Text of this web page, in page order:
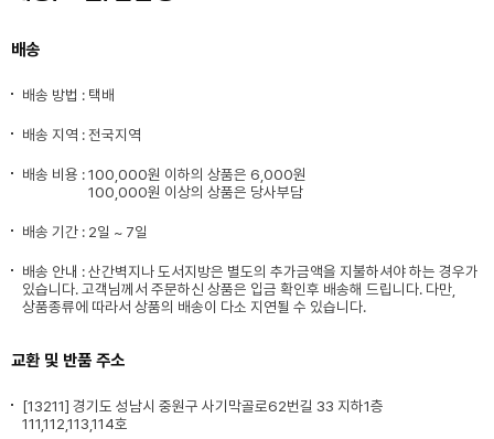
배송
배송 방법 : 택배
배송 지역 : 전국지역
배송 비용 :100,000원 이하의 상품은 6,000원
100,000원 이상의 상품은 당사부담
배송 기간 : 2일 ~ 7일
배송 안내 : 산간벽지나 도서지방은 별도의 추가금액을 지불하셔야 하는 경우가
있습니다. 고객님께서 주문하신 상품은 입금 확인후 배송해 드립니다. 다만,
상품종류에 따라서 상품의 배송이 다소 지연될 수 있습니다.
교환 및 반품 주소
[13211] 경기도 성남시 중원구 사기막골로62번길 33 지하1층
111,112,113,114호